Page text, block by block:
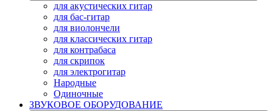
для акустических гитар
для бас-гитар
для виолончели
для классических гитар
для контрабаса
для скрипок
для электрогитар
Народные
Одиночные
ЗВУКОВОЕ ОБОРУДОВАНИЕ